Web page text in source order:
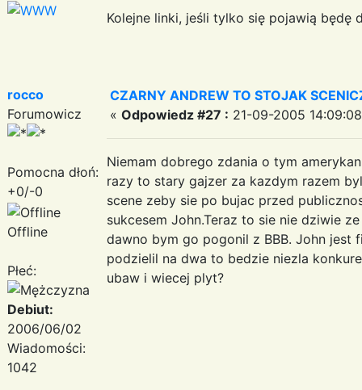
Kolejne linki, jeśli tylko się pojawią będę
rocco
Forumowicz
Pomocna dłoń:
+0/-0
Offline
Płeć:
Debiut:
2006/06/02
Wiadomości:
1042
CZARNY ANDREW TO STOJAK
« Odpowiedz #27 : 21-09-2005
Niemam dobrego zdania o tym
razy to stary gajzer za kazdym razem
scene zeby sie po bujac przed
sukcesem John.Teraz to sie nie dziwie
dawno bym go pogonil z BBB. John jest
podzielil na dwa to bedzie niezla
ubaw i wiecej plyt?